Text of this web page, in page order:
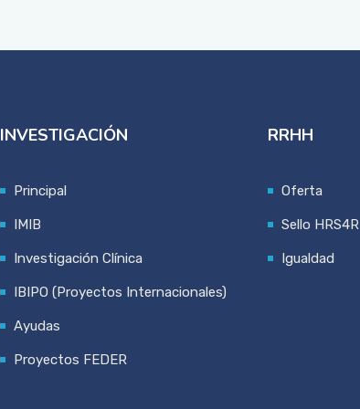
INVESTIGACIÓN
Principal
IMIB
Investigación Clínica
IBIPO (Proyectos Internacionales)
Ayudas
Proyectos FEDER
RRHH
Oferta
Sello HRS4R
Igualdad